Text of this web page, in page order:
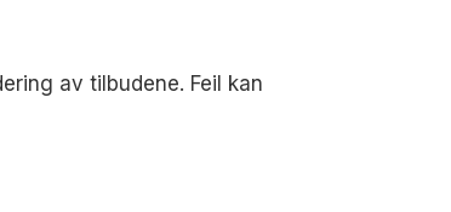
av tilbudene. Feil kan